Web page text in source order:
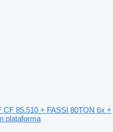
CF 85.510 + FASSI 80TON 6x +
plataforma